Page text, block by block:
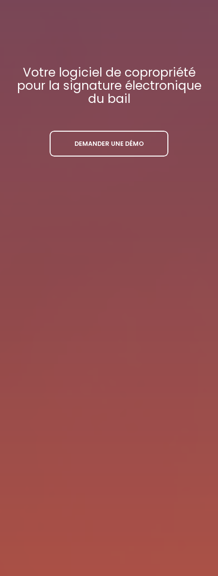
Votre logiciel de copropriété
pour la signature électronique
du bail
DEMANDER UNE DÉMO